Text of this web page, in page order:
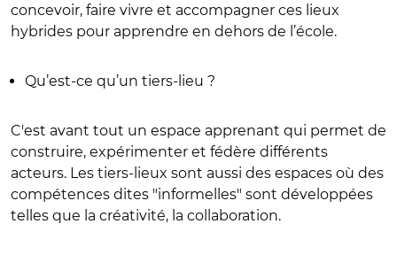
concevoir, faire vivre et accompagner ces lieux
hybrides pour apprendre en dehors de l’école.
Qu’est-ce qu’un tiers-lieu ?
C'est avant tout un espace apprenant qui permet de
construire, expérimenter et fédère différents
acteurs. Les tiers-lieux sont aussi des espaces où des
compétences dites "informelles" sont développées
telles que la créativité, la collaboration.